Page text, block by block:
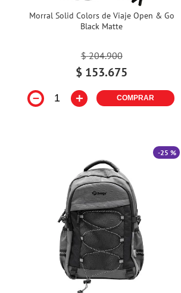
Morral Solid Colors de Viaje Open & Go
Black Matte
$ 204.900
$ 153.675
－ ＋ COMPRAR
-25 %